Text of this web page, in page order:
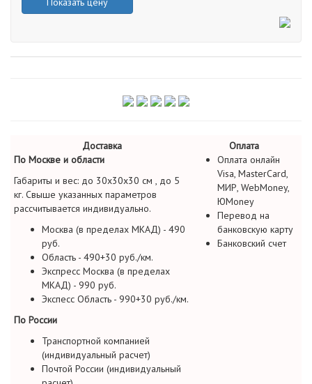
Доставка
Оплата
По Москве и области
Габариты и вес: до 30х30х30 см , до 5
кг. Свыше указанных параметров
рассчитывается индивидуально.
Москва (в пределах МКАД) - 490
руб.
Область - 490+30 руб./км.
Экспресс Москва (в пределах
МКАД) - 990 руб.
Экспесс Область - 990+30 руб./км.
По России
Транспортной компанией
(индивидуальный расчет)
Почтой России (индивидуальный
Оплата онлайн
Visa, MasterCard,
МИР, WebMoney,
ЮMoney
Перевод на
банковскую карту
Банковский счет